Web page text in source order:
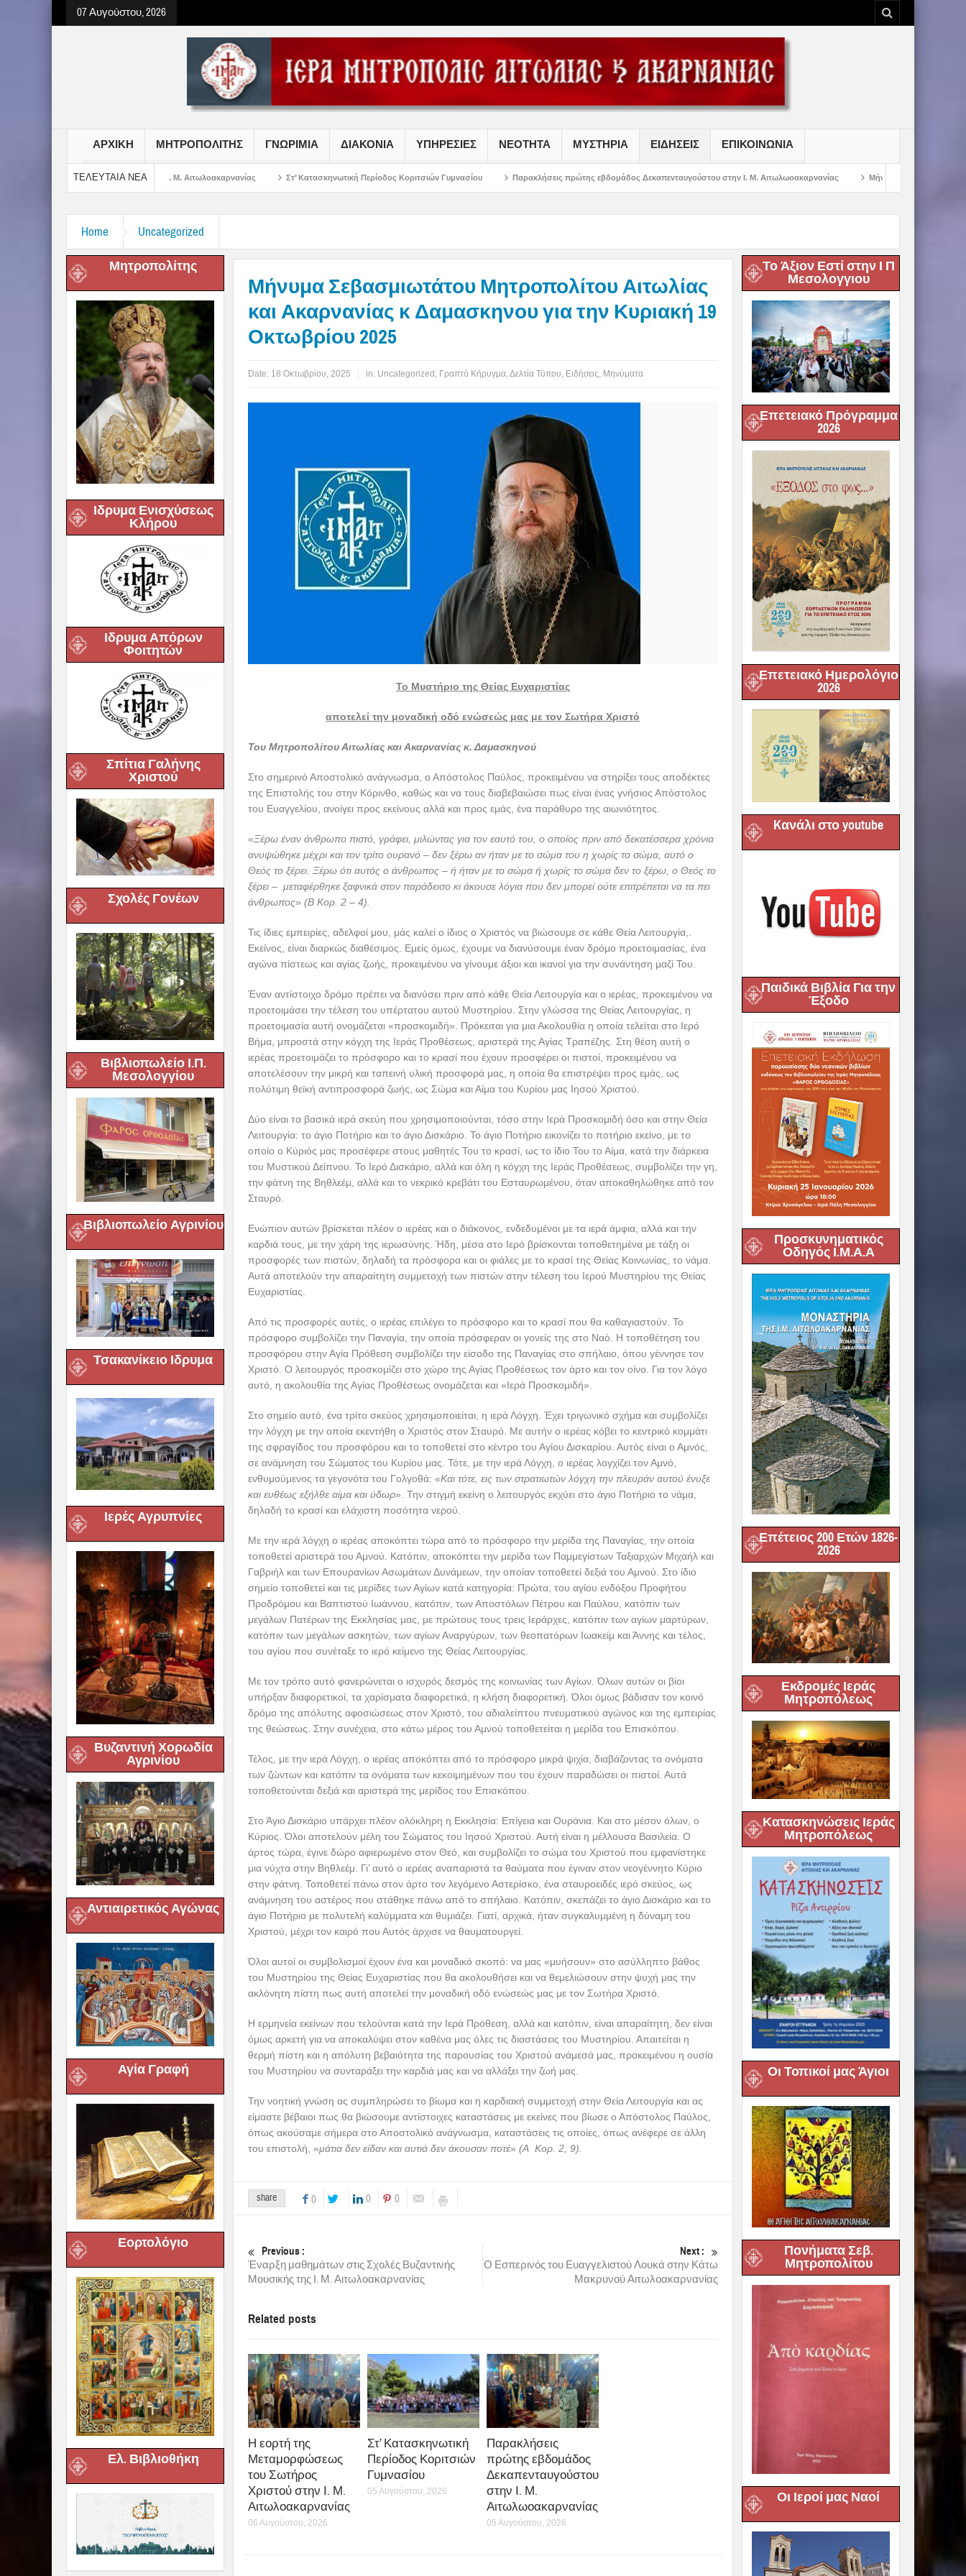
07 Αυγούστου, 2026
ΑΡΧΙΚΗ ΜΗΤΡΟΠΟΛΙΤΗΣ ΓΝΩΡΙΜΙΑ ΔΙΑΚΟΝΙΑ ΥΠΗΡΕΣΙΕΣ ΝΕΟΤΗΤΑ ΜΥΣΤΗΡΙΑ ΕΙΔΗΣΕΙΣ ΕΠΙΚΟΙΝΩΝΙΑ
ΤΕΛΕΥΤΑΙΑ ΝΕΑ
Χριστού στην Ι. Μ. Αιτωλοακαρνανίας Στ’ Κατασκηνωτική Περίοδος Κοριτσιών Γυμνασίου Παρακλήσεις πρώτης εβδομάδος Δεκαπενταυγούστου στην Ι. Μ. Αιτωλωοακαρνανίας Μήνυμα Σεβασμιωτάτου Μητροπολίτου
Home Uncategorized
Μητροπολίτης
Ιδρυμα Ενισχύσεως
Κλήρου
Ιδρυμα Απόρων
Φοιτητών
Σπίτια Γαλήνης
Χριστού
Σχολές Γονέων
Βιβλιοπωλείο Ι.Π.
Μεσολογγίου
Βιβλιοπωλείο Αγρινίου
Τσακανίκειο Ιδρυμα
Ιερές Αγρυπνίες
Βυζαντινή Χορωδία
Αγρινίου
Αντιαιρετικός Αγώνας
Αγία Γραφή
Εορτολόγιο
Ελ. Βιβλιοθήκη
Μήνυμα Σεβασμιωτάτου Μητροπολίτου Αιτωλίας
και Ακαρνανίας κ Δαμασκηνου για την Κυριακή 19
Οκτωβρίου 2025
Date: 18 Οκτωβρίου, 2025 in: Uncategorized , Γραπτό Κήρυγμα,Δελτία Τύπου, Ειδήσεις, Μηνύματα
Το Μυστήριο της Θείας Ευχαριστίας
αποτελεί την μοναδική οδό ενώσεώς μας με τον Σωτήρα Χριστό
Του Μητροπολίτου Αιτωλίας και Ακαρνανίας κ. Δαμασκηνού
Στο σημερινό Αποστολικό ανάγνωσμα, ο Απόστολος Παύλος, προκειμένου να στηρίξει τους αποδέκτες
της Επιστολής του στην Κόρινθο, καθώς και να τους διαβεβαιώσει πως είναι ένας γνήσιος Απόστολος
του Ευαγγελίου, ανοίγει προς εκείνους αλλά και προς εμάς, ένα παράθυρο της αιωνιότητος.
«Ξέρω έναν άνθρωπο πιστό, γράφει, μιλώντας για τον εαυτό του, ο οποίος πριν από δεκατέσσερα χρόνια
ανυψώθηκε μέχρι και τον τρίτο ουρανό – δεν ξέρω αν ήταν με το σώμα του η χωρίς το σώμα, αυτό ο
Θεός το ξέρει. Ξέρω ότι αυτός ο άνθρωπος – ή ήταν με το σώμα ή χωρίς το σώμα δεν το ξέρω, ο Θεός το
ξέρει – μεταφέρθηκε ξαφνικά στον παράδεισο κι άκουσε λόγια που δεν μπορεί ούτε επιτρέπεται να τα πει
άνθρωπος» (Β Κορ. 2 – 4).
Τις ίδιες εμπειρίες, αδελφοί μου, μάς καλεί ο ίδιος ο Χριστός να βιώσουμε σε κάθε Θεία Λειτουργία,.
Εκείνος, είναι διαρκώς διαθέσιμος. Εμείς όμως, έχουμε να διανύσουμε έναν δρόμο προετοιμασίας, ένα
αγώνα πίστεως και αγίας ζωής, προκειμένου να γίνουμε άξιοι και ικανοί για την συνάντηση μαζί Του.
Έναν αντίστοιχο δρόμο πρέπει να διανύσει πριν από κάθε Θεία Λειτουργία και ο ιερέας, προκειμένου να
προετοιμάσει την τέλεση του υπέρτατου αυτού Μυστηρίου. Στην γλώσσα της Θείας Λειτουργίας, η
προετοιμασία αυτή ονομάζεται «προσκομιδή». Πρόκειται για μια Ακολουθία η οποία τελείται στο Ιερό
Βήμα, μπροστά στην κόγχη της Ιεράς Προθέσεως, αριστερά της Αγίας Τραπέζης. Στη θέση αυτή ο
ιερέας προετοιμάζει το πρόσφορο και το κρασί που έχουν προσφέρει οι πιστοί, προκειμένου να
αποτελέσουν την μικρή και ταπεινή υλική προσφορά μας, η οποία θα επιστρέψει προς εμάς, ως
πολύτιμη θεϊκή αντιπροσφορά ζωής, ως Σώμα και Αίμα του Κυρίου μας Ιησού Χριστού.
Δύο είναι τα βασικά ιερά σκεύη που χρησιμοποιούνται, τόσο στην Ιερά Προσκομιδή όσο και στην Θεία
Λειτουργία: το άγιο Ποτήριο και το άγιο Δισκάριο. Το άγιο Ποτήριο εικονίζει το ποτήριο εκείνο, με το
οποίο ο Κύριός μας προσέφερε στους μαθητές Του το κρασί, ως το ίδιο Του το Αίμα, κατά την διάρκεια
του Μυστικού Δείπνου. Το Ιερό Δισκάριο, αλλά και όλη η κόγχη της Ιεράς Προθέσεως, συμβολίζει την γη,
την φάτνη της Βηθλεέμ, αλλά και το νεκρικό κρεβάτι του Εσταυρωμένου, όταν αποκαθηλώθηκε από τον
Σταυρό.
Ενώπιον αυτών βρίσκεται πλέον ο ιερέας και ο διάκονος, ενδεδυμένοι με τα ιερά άμφια, αλλά και την
καρδιά τους, με την χάρη της ιερωσύνης. Ήδη, μέσα στο Ιερό βρίσκονται τοποθετημένα με τάξη οι
προσφορές των πιστών, δηλαδή τα πρόσφορα και οι φιάλες με το κρασί της Θείας Κοινωνίας, το νάμα.
Αυτά αποτελούν την απαραίτητη συμμετοχή των πιστών στην τέλεση του Ιερού Μυστηρίου της Θείας
Ευχαριστίας.
Από τις προσφορές αυτές, ο ιερέας επιλέγει το πρόσφορο και το κρασί που θα καθαγιαστούν. Το
πρόσφορο συμβολίζει την Παναγία, την οποία πρόσφεραν οι γονείς της στο Ναό. Η τοποθέτηση του
προσφόρου στην Αγία Πρόθεση συμβολίζει την είσοδο της Παναγίας στο σπήλαιο, όπου γέννησε τον
Χριστό. Ο λειτουργός προσκομίζει στο χώρο της Αγίας Προθέσεως τον άρτο και τον οίνο. Για τον λόγο
αυτό, η ακολουθία της Αγίας Προθέσεως ονομάζεται και «Ιερά Προσκομιδή».
Στο σημείο αυτό, ένα τρίτο σκεύος χρησιμοποιείται, η ιερά Λόγχη. Έχει τριγωνικό σχήμα και συμβολίζει
την λόγχη με την οποία εκεντήθη ο Χριστός στον Σταυρό. Με αυτήν ο ιερέας κόβει το κεντρικό κομμάτι
της σφραγίδος του προσφόρου και το τοποθετεί στο κέντρο του Αγίου Δισκαρίου. Αυτός είναι ο Αμνός,
σε ανάμνηση του Σώματος του Κυρίου μας. Τότε, με την ιερά Λόγχη, ο ιερέας λογχίζει τον Αμνό,
ενθυμούμενος τα γεγονότα του Γολγοθά: «Και τότε, εις των στρατιωτών λόγχη την πλευράν αυτού ένυξε
και ευθέως εξήλθε αίμα και ύδωρ». Την στιγμή εκείνη ο λειτουργός εκχύει στο άγιο Ποτήριο το νάμα,
δηλαδή το κρασί και ελάχιστη ποσότητα νερού.
Με την ιερά λόγχη ο ιερέας αποκόπτει τώρα από το πρόσφορο την μερίδα της Παναγίας, την οποία
τοποθετεί αριστερά του Αμνού. Κατόπιν, αποκόπτει την μερίδα των Παμμεγίστων Ταξιαρχών Μιχαήλ και
Γαβριήλ και των Επουρανίων Ασωμάτων Δυνάμεων, την οποίαν τοποθετεί δεξιά του Αμνού. Στο ίδιο
σημείο τοποθετεί και τις μερίδες των Αγίων κατά κατηγορία: Πρώτα, του αγίου ενδόξου Προφήτου
Προδρόμου και Βαπτιστού Ιωάννου, κατόπιν, των Αποστόλων Πέτρου και Παύλου, κατόπιν των
μεγάλων Πατέρων της Εκκλησίας μας, με πρώτους τους τρεις Ιεράρχες, κατόπιν των αγίων μαρτύρων,
κατόπιν των μεγάλων ασκητών, των αγίων Αναργύρων, των θεοπατόρων Ιωακείμ και Άννης και τέλος,
του αγίου που συνέταξε το ιερό κείμενο της Θείας Λειτουργίας.
Με τον τρόπο αυτό φανερώνεται ο ισχυρός δεσμός της κοινωνίας των Αγίων. Όλων αυτών οι βίοι
υπήρξαν διαφορετικοί, τα χαρίσματα διαφορετικά, η κλήση διαφορετική. Όλοι όμως βάδισαν τον κοινό
δρόμο της απόλυτης αφοσιώσεως στον Χριστό, του αδιαλείπτου πνευματικού αγώνος και της εμπειρίας
της θεώσεως. Στην συνέχεια, στο κάτω μέρος του Αμνού τοποθετείται η μερίδα του Επισκόπου.
Τέλος, με την ιερά Λόγχη, ο ιερέας αποκόπτει από το πρόσφορο μικρά ψιχία, διαβάζοντας τα ονόματα
των ζώντων και κατόπιν τα ονόματα των κεκοιμημένων που του έχουν παραδώσει οι πιστοί. Αυτά
τοποθετούνται δεξιά και αριστερά της μερίδος του Επισκόπου.
Στο Άγιο Δισκάριο υπάρχει πλέον ολόκληρη η Εκκλησία: Επίγεια και Ουράνια. Και στο μέσον όλων, ο
Κύριος. Όλοι αποτελούν μέλη του Σώματος του Ιησού Χριστού. Αυτή είναι η μέλλουσα Βασιλεία. Ο
άρτος τώρα, έγινε δώρο αφιερωμένο στον Θεό, και συμβολίζει το σώμα του Χριστού που εμφανίστηκε
μια νύχτα στην Βηθλεέμ. Γι’ αυτό ο ιερέας αναπαριστά τα θαύματα που έγιναν στον νεογέννητο Κύριο
στην φάτνη. Τοποθετεί πάνω στον άρτο τον λεγόμενο Αστερίσκο, ένα σταυροειδές ιερό σκεύος, ως
ανάμνηση του αστέρος που στάθηκε πάνω από το σπήλαιο. Κατόπιν, σκεπάζει το άγιο Δισκάριο και το
άγιο Ποτήριο με πολυτελή καλύμματα και θυμιάζει. Γιατί, αρχικά, ήταν συγκαλυμμένη η δύναμη του
Χριστού, μέχρι τον καιρό που Αυτός άρχισε να θαυματουργεί.
Όλοι αυτοί οι συμβολισμοί έχουν ένα και μοναδικό σκοπό: να μας «μυήσουν» στο ασύλληπτο βάθος
του Μυστηρίου της Θείας Ευχαριστίας που θα ακολουθήσει και να θεμελιώσουν στην ψυχή μας την
ακλόνητη πίστη πως αυτή αποτελεί την μοναδική οδό ενώσεώς μας με τον Σωτήρα Χριστό.
Η ερμηνεία εκείνων που τελούνται κατά την Ιερά Πρόθεση, αλλά και κατόπιν, είναι απαραίτητη, δεν είναι
όμως αρκετή για να αποκαλύψει στον καθένα μας όλες τις διαστάσεις του Μυστηρίου. Απαιτείται η
θερμή πίστη και η απόλυτη βεβαιότητα της παρουσίας του Χριστού ανάμεσά μας, προκειμένου η ουσία
του Μυστηρίου να συνταράξει την καρδιά μας και να αλλάξει την ζωή μας.
Την νοητική γνώση ας συμπληρώσει το βίωμα και η καρδιακή συμμετοχή στην Θεία Λειτουργία και ας
είμαστε βέβαιοι πως θα βιώσουμε αντίστοιχες καταστάσεις με εκείνες που βίωσε ο Απόστολος Παύλος,
όπως ακούσαμε σήμερα στο Αποστολικό ανάγνωσμα, καταστάσεις τις οποίες, όπως ανέφερε σε άλλη
του επιστολή, «μάτια δεν είδαν και αυτιά δεν άκουσαν ποτέ» (Α Κορ. 2, 9).
share 0 0 0
Previous :
Έναρξη μαθημάτων στις Σχολές Βυζαντινής
Μουσικής της Ι. Μ. Αιτωλοακαρνανίας
Next :
Ο Εσπερινός του Ευαγγελιστού Λουκά στην Κάτω
Μακρυνού Αιτωλοακαρνανίας
Related posts
Η εορτή της
Μεταμορφώσεως
του Σωτήρος
Χριστού στην Ι. Μ.
Αιτωλοακαρνανίας
06 Αυγούστου, 2026
Στ’ Κατασκηνωτική
Περίοδος Κοριτσιών
Γυμνασίου
05 Αυγούστου, 2026
Παρακλήσεις
πρώτης εβδομάδος
Δεκαπενταυγούστου
στην Ι. Μ.
Αιτωλωοακαρνανίας
05 Αυγούστου, 2026
Το Άξιον Εστί στην Ι Π
Μεσολογγιου
Επετειακό Πρόγραμμα
2026
Επετειακό Ημερολόγιο
2026
Kανάλι στο youtube
Παιδικά Βιβλία Για την
Έξοδο
Προσκυνηματικός
Οδηγός Ι.Μ.Α.Α
Επέτειος 200 Ετών 1826-
2026
Εκδρομές Ιεράς
Μητροπόλεως
Κατασκηνώσεις Ιεράς
Μητροπόλεως
Οι Τοπικοί μας Άγιοι
Πονήματα Σεβ.
Μητροπολίτου
Οι Ιεροί μας Ναοί